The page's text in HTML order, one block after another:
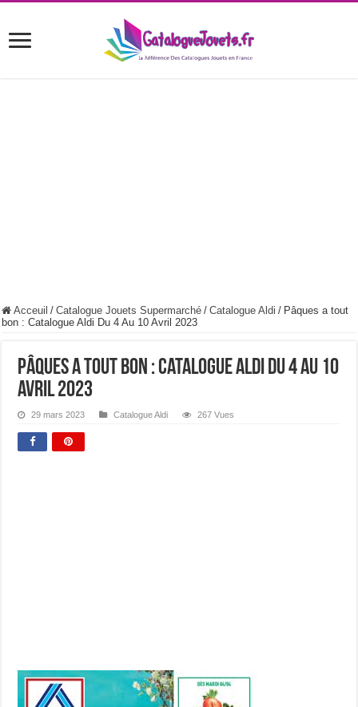
Acceuil / Catalogue Jouets Supermarché / Catalogue Aldi / Pâques a tout
bon : Catalogue Aldi Du 4 Au 10 Avril 2023
Pâques a tout bon : Catalogue Aldi Du 4 Au 10
Avril 2023
29 mars 2023 Catalogue Aldi 267 Vues